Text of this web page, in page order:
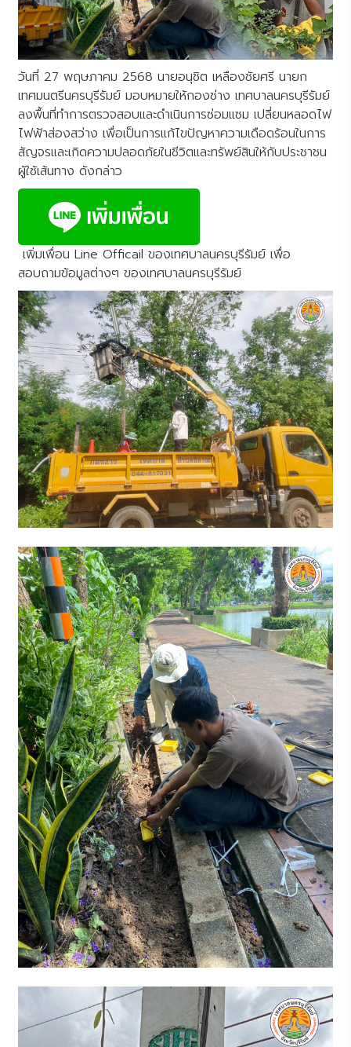
วันที่ 27 พฤษภาคม 2568 นายอนุชิต เหลืองชัยศรี นายก
เทศมนตรีนครบุรีรัมย์ มอบหมายให้กองช่าง เทศบาลนครบุรีรัมย์
ลงพื้นที่ทำการตรวจสอบและดำเนินการซ่อมแซม เปลี่ยนหลอดไฟ
ไฟฟ้าส่องสว่าง เพื่อเป็นการแก้ไขปัญหาความเดือดร้อนในการ
สัญจรและเกิดความปลอดภัยในชีวิตและทรัพย์สินให้กับประชาชน
ผู้ใช้เส้นทาง ดังกล่าว
เพิ่มเพื่อน Line Officail ของเทศบาลนครบุรีรัมย์ เพื่อ
สอบถามข้อมูลต่างๆ ของเทศบาลนครบุรีรัมย์